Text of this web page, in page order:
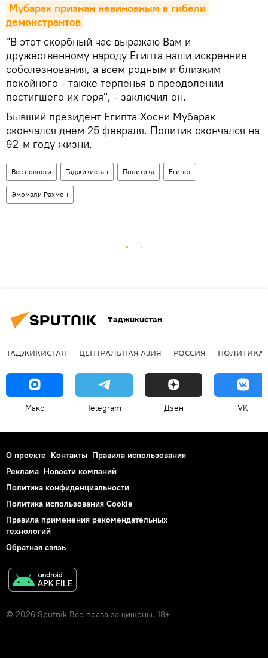
Мубарак признан невиновным в гибели
демонстрантов
"В этот скорбный час выражаю Вам и
дружественному народу Египта наши искренние
соболезнования, а всем родным и близким
покойного - также терпенья в преодолении
постигшего их горя", - заключил он.
Бывший президент Египта Хосни Мубарак
скончался днем 25 февраля. Политик скончался на
92-м году жизни.
Все новости Таджикистан Политика Египет
Эмомали Рахмон
Таджикистан
ТАДЖИКИСТАН ЦЕНТРАЛЬНАЯ АЗИЯ РОССИЯ ПОЛИТИКА
Макс Telegram Дзен VK
О проекте Контакты Правила использования
Реклама Новости компаний
Политика конфиденциальности
Политика использования Cookie
Правила применения рекомендательных
технологий
Обратная связь
© 2026 Sputnik Все права защищены. 18+